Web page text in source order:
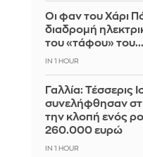
Οι φαν του Χάρι
διαδρομή
του «τάφου»
IN 1 HOUR
Γαλλία: Τέσσερις
συνελήφθησαν
την κλοπή ενός
260.000 ευρώ
IN 1 HOUR